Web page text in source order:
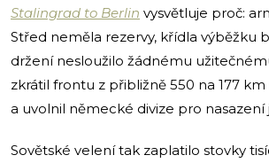
Stalingrad to Berlin vysvětluje proč:
Střed neměla rezervy, křídla výběžku
držení nesloužilo žádnému
zkrátil frontu z přibližně 550 na 177 km
a uvolnil německé divize pro nasazení
Sovětské velení tak zaplatilo stovky